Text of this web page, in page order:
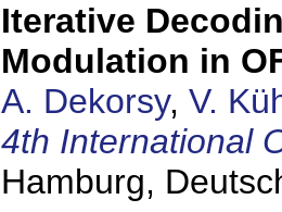
Iterative
Modulation in
A. Dekorsy, V.
4th International
Hamburg,